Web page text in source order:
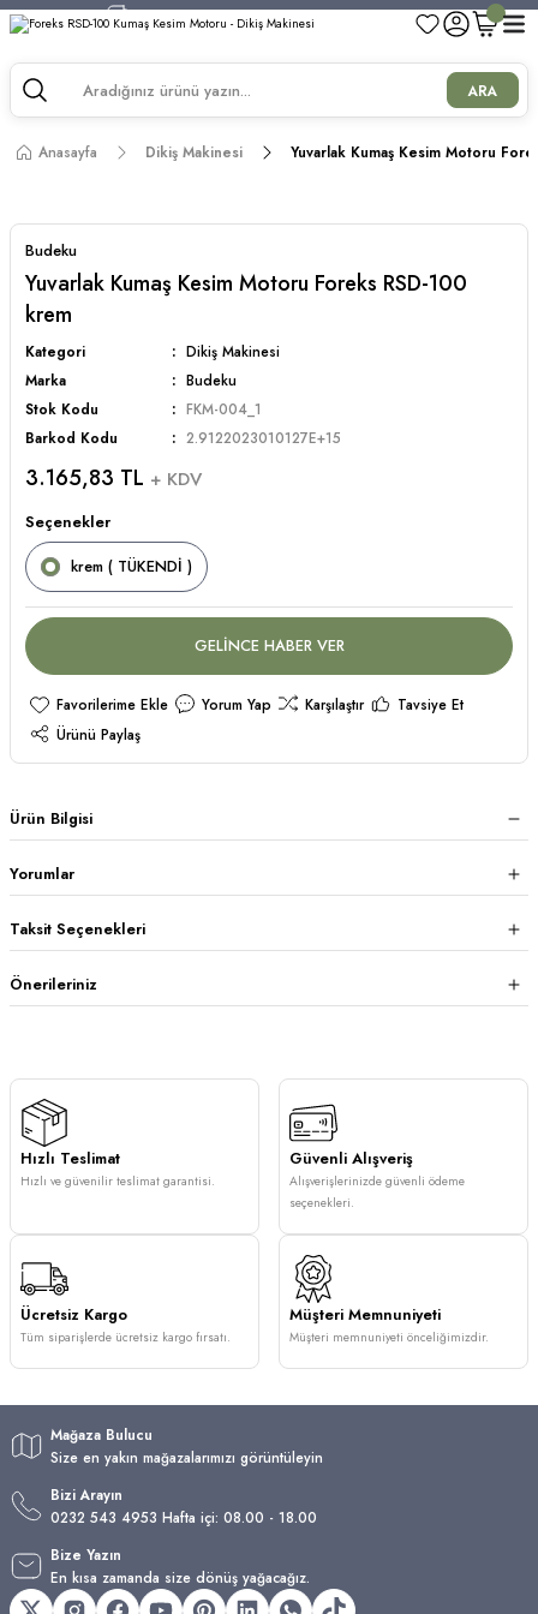
750 TL ve Üzeri Alışverişlerde Kargo Bedava!
750 TL ve Üzeri Alışverişlerde Kargo Bedava!
ARA
Anasayfa Dikiş Makinesi Yuvarlak Kumaş Kesim Motoru
Budeku
Yuvarlak Kumaş Kesim Motoru Foreks RSD-100
krem
Kategori
Dikiş Makinesi
Marka
Budeku
Stok Kodu
FKM-004_1
Barkod Kodu
2.9122023010127E+15
3.165,83 TL + KDV
Seçenekler
krem ( TÜKENDİ )
GELİNCE HABER VER
Yorum Yap Karşılaştır
Tavsiye Et
Ürünü Paylaş
Ürün Bilgisi
Yorumlar
Taksit Seçenekleri
Önerileriniz
Hızlı Teslimat
Hızlı ve güvenilir teslimat garantisi.
Güvenli Alışveriş
Alışverişlerinizde güvenli ödeme
seçenekleri.
Ücretsiz Kargo
Tüm siparişlerde ücretsiz kargo fırsatı.
Müşteri Memnuniyeti
Müşteri memnuniyeti önceliğimizdir.
Mağaza Bulucu
Size en yakın mağazalarımızı görüntüleyin
Bizi Arayın
0232 543 4953 Hafta içi: 08.00 - 18.00
Bize Yazın
En kısa zamanda size dönüş yağacağız.